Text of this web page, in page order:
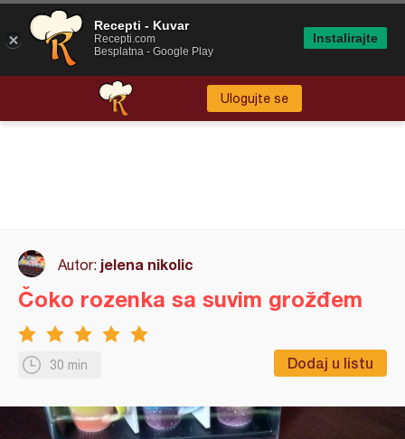
Ulogujte se
Autor: jelena nikolic
30 min Dodaj u listu
Čoko rozenka sa suvim grožđem
Recepti - Kuvar
Recepti.com
Besplatna - Google Play
Instalirajte